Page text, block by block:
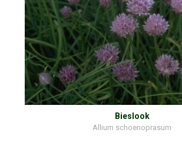
Bieslook
Allium schoenoprasum